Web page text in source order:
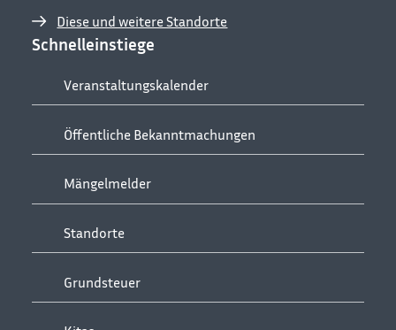
Diese und weitere Standorte
Schnelleinstiege
Veranstaltungskalender
Öffentliche Bekanntmachungen
Mängelmelder
Standorte
Grundsteuer